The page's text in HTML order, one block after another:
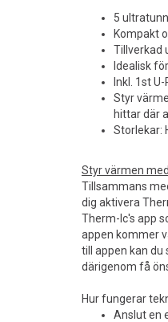
5
Kompakt
Tillverkad
Idealisk
Inkl. 1st
Styr
hittar där
Storlekar:
Styr värmen
Tillsammans
dig aktivera
Therm-Ic's app
appen kommer
till appen kan du
därigenom få
Hur fungerar
Anslut en